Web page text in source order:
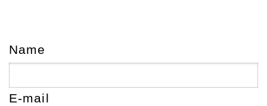
Name
E-mail